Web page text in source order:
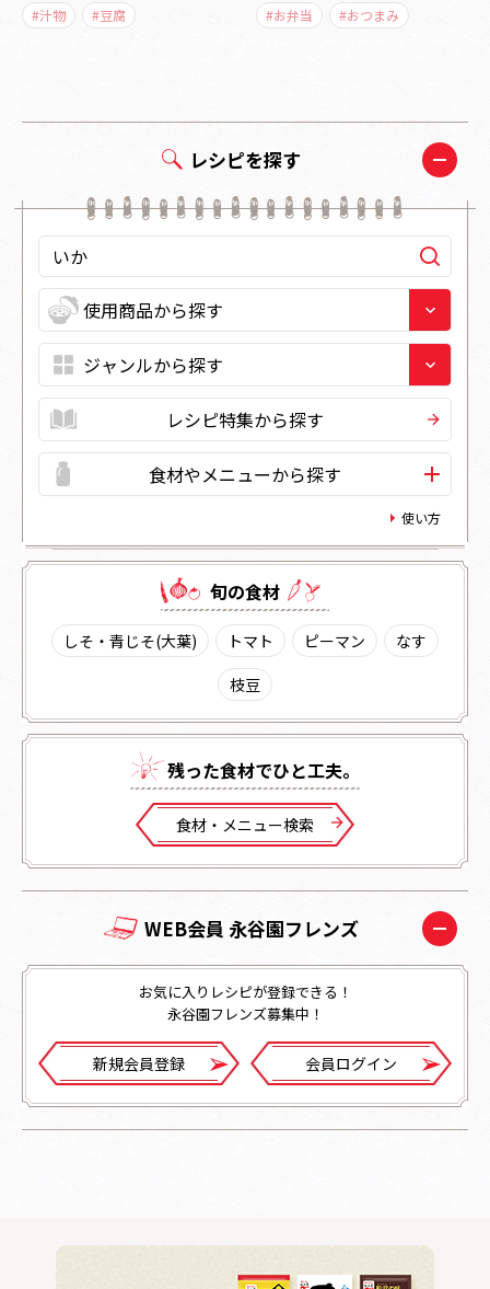
#汁物 #豆腐 #お弁当 #おつまみ
レシピを探す
レシピ特集から探す
食材やメニューから探す
使い方
旬の⾷材
しそ・青じそ(大葉) トマト ピーマン
なす
枝豆
残った⾷材でひと⼯夫。
⾷材・メニュー検索
WEB会員 永谷園フレンズ
お気に入りレシピが登録できる！
永谷園フレンズ募集中！
新規会員登録 会員ログイン